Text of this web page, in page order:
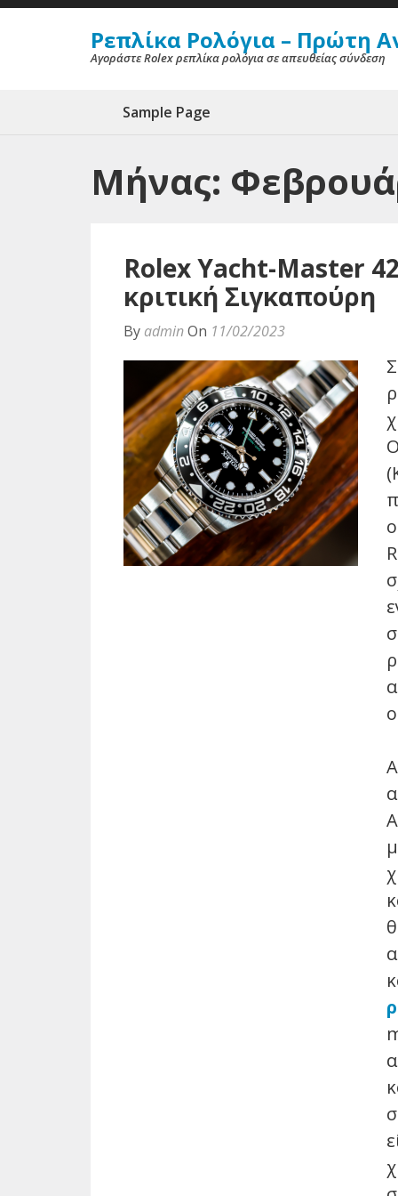
Ρεπλίκα Ρολόγια – Πρώτη
Αγοράστε Rolex ρεπλίκα ρολόγια σε απευθείας σύνδεση
Sample Page
Μήνας:
Rolex Yacht-Master
κριτική Σιγκαπούρη
By adminOn 11/02/2023